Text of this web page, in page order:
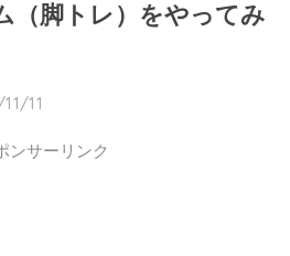
（脚トレ）をやってみ
11
ンサーリンク